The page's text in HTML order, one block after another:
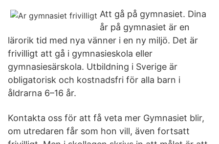
Att gå på gymnasiet. Dina
år på gymnasiet är en
lärorik tid med nya vänner i en ny miljö. Det är
frivilligt att gå i gymnasieskola eller
gymnasiesärskola. Utbildning i Sverige är
obligatorisk och kostnadsfri för alla barn i
åldrarna 6–16 år.
Kontakta oss för att få veta mer Gymnasiet blir,
om utredaren får som hon vill, även fortsatt